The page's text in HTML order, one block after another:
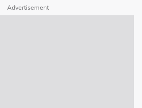
Advertisement